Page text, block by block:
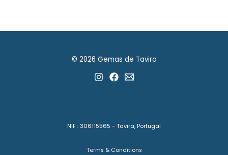
© 2026 Gemas de Tavira
NIF : 306115565 - Tavira, Portugal
Terms & Conditions